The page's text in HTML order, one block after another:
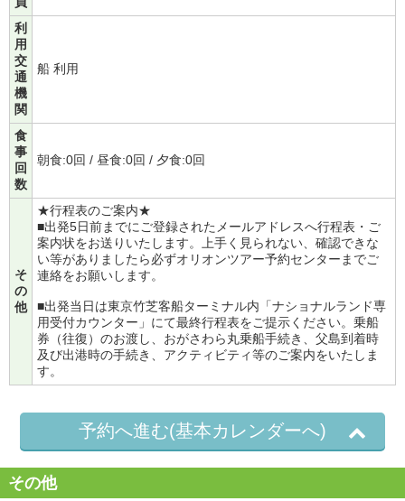
利
用
交
通
機
関
船 利用
食
事
回
数
朝食:0回 / 昼食:0回 / 夕食:0回
そ
の
他
★行程表のご案内★
■出発5日前までにご登録されたメールアドレスへ行程表・ご
案内状をお送りいたします。上手く見られない、確認できな
い等がありましたら必ずオリオンツアー予約センターまでご
連絡をお願いします。
■出発当日は東京竹芝客船ターミナル内「ナショナルランド専
用受付カウンター」にて最終行程表をご提示ください。乗船
券（往復）のお渡し、おがさわら丸乗船手続き、父島到着時
及び出港時の手続き、アクティビティ等のご案内をいたしま
す。
予約へ進む(基本カレンダーへ)
その他